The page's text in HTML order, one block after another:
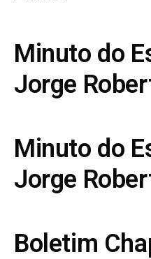
Minuto do
Jorge
Minuto do
Jorge
Boletim